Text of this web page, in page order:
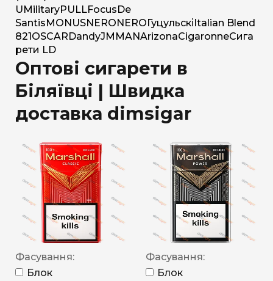
U MilitaryPULLFocus De
Santis MONUSNERO NERO Гуцульскі Italian Blend
821 OSCAR DandyJM MANArizonaCigaronneСига
рети LD
Оптові сигарети в
Біляївці | Швидка
доставка dimsigar
Фасування:
Блок
Фасування:
Блок